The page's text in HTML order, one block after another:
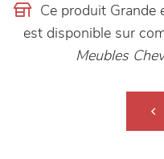
Ce produit Grande
est disponible sur
Meubles